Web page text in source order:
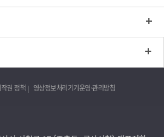
권 정책 영상정보처리기기운영·관리방침